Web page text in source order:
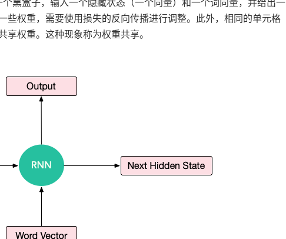
黑盒子，输入一个隐藏状态（一个向量）和一个词向量，并给出一
些权重，需要使用损失的反向传播进行调整。此外，相同的单元格
权重。这种现象称为权重共享。